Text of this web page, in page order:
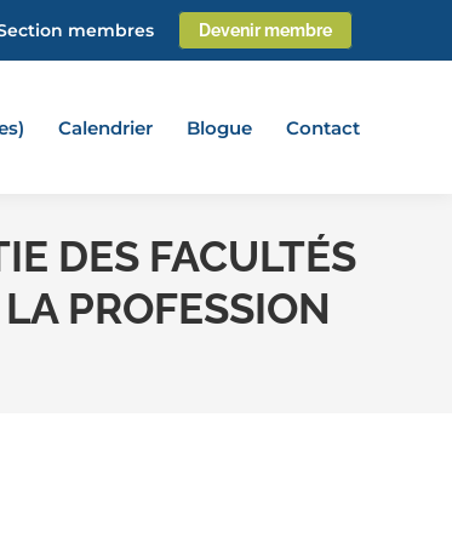
membres Devenir membre
Calendrier Blogue Contact
DES FACULTÉS
PROFESSION